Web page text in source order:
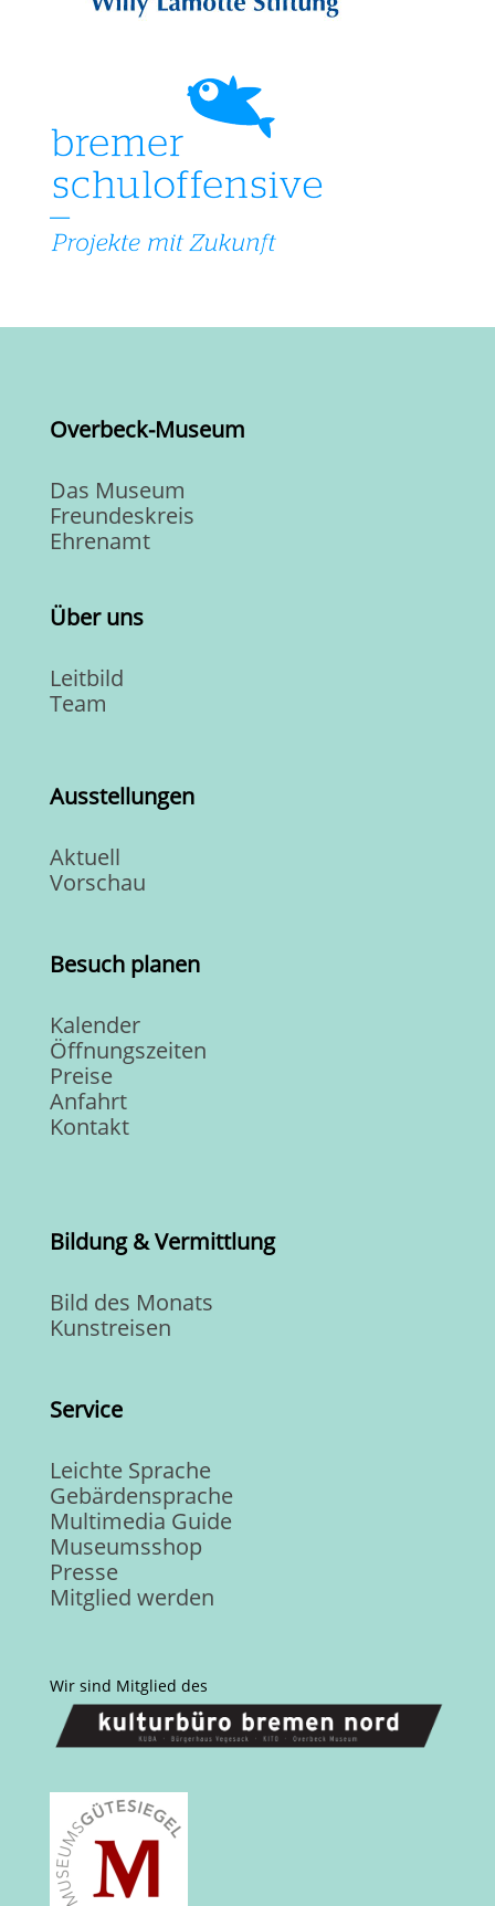
Overbeck-Museum
Das Museum
Freundeskreis
Ehrenamt
Über uns
Leitbild
Team
Ausstellungen
Aktuell
Vorschau
Besuch planen
Kalender
Öffnungszeiten
Preise
Anfahrt
Kontakt
Bildung & Vermittlung
Bild des Monats
Kunstreisen
Service
Leichte Sprache
Gebärdensprache
Multimedia Guide
Museumsshop
Presse
Mitglied werden
Wir sind Mitglied des